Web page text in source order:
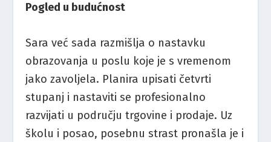
Pogled u budućnost
Sara već sada razmišlja o nastavku
obrazovanja u poslu koje je s vremenom
jako zavoljela. Planira upisati četvrti
stupanj i nastaviti se profesionalno
razvijati u području trgovine i prodaje. Uz
školu i posao, posebnu strast pronašla je i